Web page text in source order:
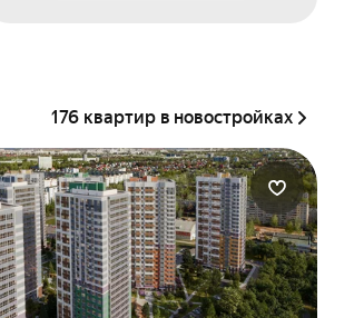
176 квартир в новостройках